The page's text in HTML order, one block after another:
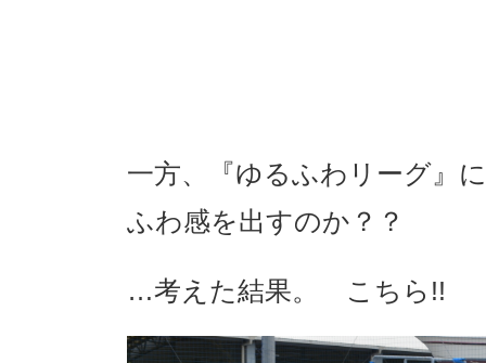
一方、『ゆるふわリーグ』
ふわ感を出すのか？？
…考えた結果。 こちら!!